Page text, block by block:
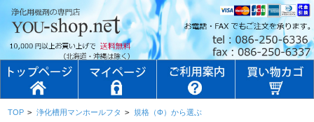
TOP > 浄化槽用マンホールフタ > 規格（Φ）から選ぶ